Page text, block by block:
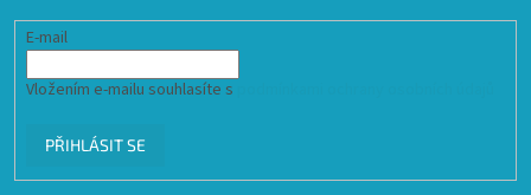
E-mail
Vložením e-mailu souhlasíte s
PŘIHLÁSIT SE